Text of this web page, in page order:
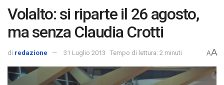
Volalto: si riparte il 26 agosto,
ma senza Claudia Crotti
di redazione 31 Luglio 2013 Tempo di lettura: 2 minuti AA